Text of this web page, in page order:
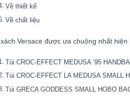
Về thiết kế
Về chất liệu
Versace được ưa chuộng nhất hiện
Túi CROC-EFFECT MEDUSA ’95
Túi CROC-EFFECT LA MEDUSA SMALL
Túi GRECA GODDESS SMALL HOBO